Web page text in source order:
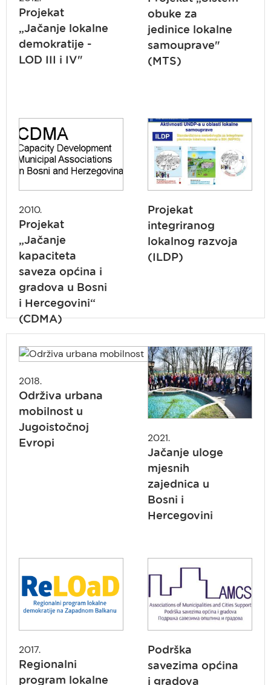
Projekat
„Jačanje lokalne
demokratije -
LOD III i IV"
obuke za
jedinice lokalne
samouprave"
(MTS)
2010.
Projekat
„Jačanje
kapaciteta
saveza općina i
gradova u Bosni
i Hercegovini“
(CDMA)
Projekat
integriranog
lokalnog razvoja
(ILDP)
2018.
Održiva urbana
mobilnost u
Jugoistočnoj
Evropi
2021.
Jačanje uloge
mjesnih
zajednica u
Bosni i
Hercegovini
2017.
Regionalni
program lokalne
Podrška
savezima općina
i gradova